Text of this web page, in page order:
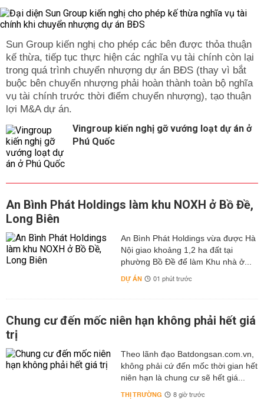
Sun Group kiến nghị cho phép các bên được thỏa thuận
kế thừa, tiếp tục thực hiện các nghĩa vụ tài chính còn lại
trong quá trình chuyển nhượng dự án BĐS (thay vì bắt
buộc bên chuyển nhượng phải hoàn thành toàn bộ nghĩa
vụ tài chính trước thời điểm chuyển nhượng), tạo thuận
lợi M&A dự án.
Vingroup kiến nghị gỡ vướng loạt dự án ở
Phú Quốc
An Bình Phát Holdings làm khu NOXH ở Bồ Đề,
Long Biên
An Bình Phát Holdings vừa được Hà
Nội giao khoảng 1,2 ha đất tại
phường Bồ Đề để làm Khu nhà ở...
DỰ ÁN 01 phút trước
Chung cư đến mốc niên hạn không phải hết giá
trị
Theo lãnh đạo Batdongsan.com.vn,
không phải cứ đến mốc thời gian hết
niên hạn là chung cư sẽ hết giá...
THỊ TRƯỜNG 8 giờ trước